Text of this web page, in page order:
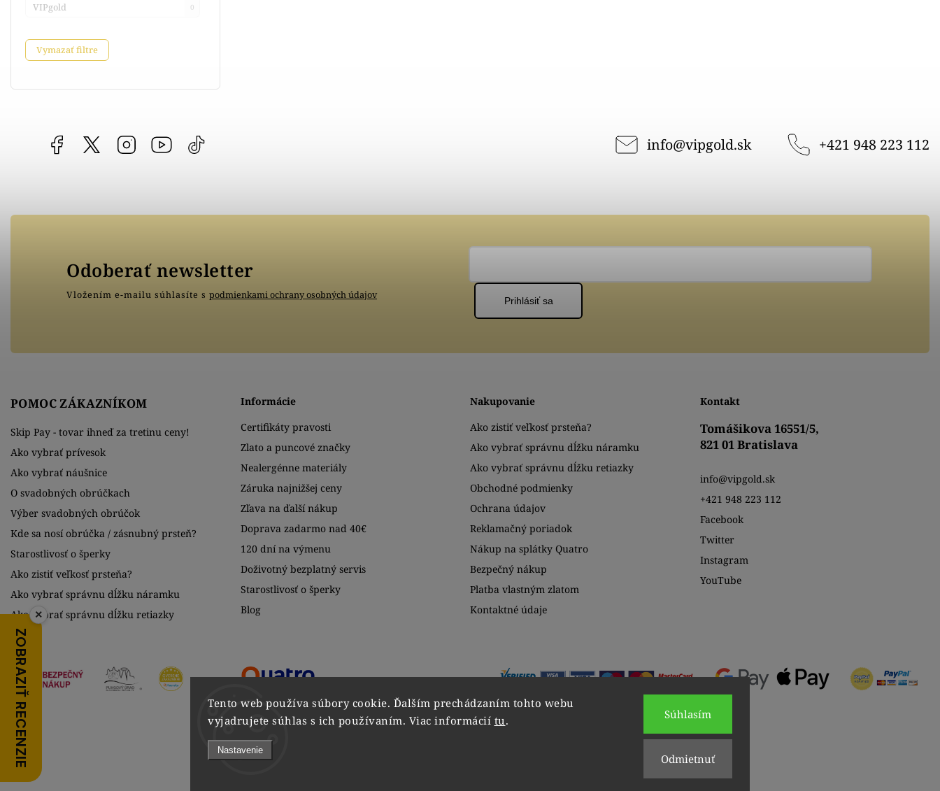
Tento web používa súbory cookie. Ďalším prechádzaním tohto webu
vyjadrujete súhlas s ich používaním. Viac informácií tu.
Nastavenie
Odmietnuť
Súhlasím
VIPgold 0
Vymazať filtre
Facebook vipgoldsk InstagramYouTube info@vipgold.sk +421 948 223 112
POMOC ZÁKAZNÍKOM
Skip Pay - tovar ihneď za tretinu ceny!
Ako vybrať prívesok
Ako vybrať náušnice
O svadobných obrúčkach
Výber svadobných obrúčok
Kde sa nosí obrúčka / zásnubný prsteň?
Starostlivosť o šperky
Ako zistiť veľkosť prsteňa?
Ako vybrať správnu dĺžku náramku
Ako vybrať správnu dĺžku retiazky
Informácie
Certifikáty pravosti
Zlato a puncové značky
Nealergénne materiály
Záruka najnižšej ceny
Zľava na ďalší nákup
Doprava zadarmo nad 40€
120 dní na výmenu
Doživotný bezplatný servis
Starostlivosť o šperky
Blog
Nakupovanie
Ako zistiť veľkosť prsteňa?
Ako vybrať správnu dĺžku náramku
Ako vybrať správnu dĺžku retiazky
Obchodné podmienky
Ochrana údajov
Reklamačný poriadok
Nákup na splátky Quatro
Bezpečný nákup
Platba vlastným zlatom
Kontaktné údaje
Kontakt
Tomášikova 16551/5,
821 01 Bratislava
info@vipgold.sk
+421 948 223 112
Facebook
Twitter
Instagram
YouTube
Odoberať newsletter
Vložením e-mailu súhlasíte s podmienkami ochrany osobných údajov
Prihlásiť sa
ZOBRAZIŤ RECENZIE
×